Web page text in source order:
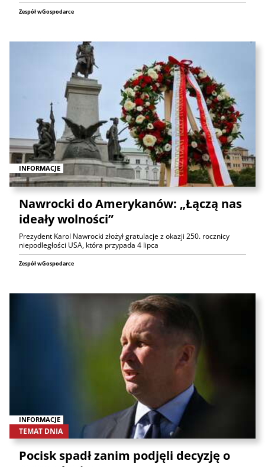
Zespół wGospodarce
INFORMACJE
Nawrocki do Amerykanów: „Łączą nas
ideały wolności”
Prezydent Karol Nawrocki złożył gratulacje z okazji 250. rocznicy
niepodległości USA, która przypada 4 lipca
Zespół wGospodarce
INFORMACJE
TEMAT DNIA
Pocisk spadł zanim podjęli decyzję o